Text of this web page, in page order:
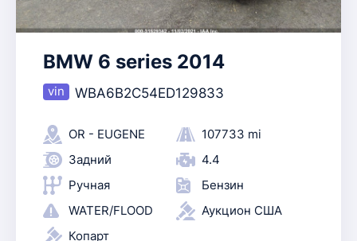
BMW 6 series 2014
WBA6B2C54ED129833
OR - EUGENE
107733 mi
Задний
4.4
Ручная
Бензин
WATER/FLOOD
Аукцион США
Копарт